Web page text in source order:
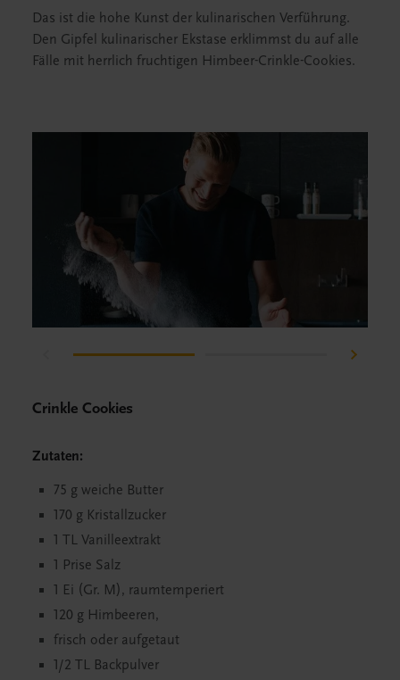
Das ist die hohe Kunst der kulinarischen Verführung.
Den Gipfel kulinarischer Ekstase erklimmst du auf alle
Fälle mit herrlich fruchtigen Himbeer-Crinkle-Cookies.
Crinkle Cookies
Zutaten:
75 g weiche Butter
170 g Kristallzucker
1 TL Vanilleextrakt
1 Prise Salz
1 Ei (Gr. M), raumtemperiert
120 g Himbeeren,
frisch oder aufgetaut
1/2 TL Backpulver